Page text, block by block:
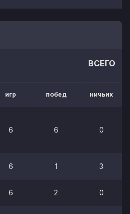
ВСЕГО
игр побед ничьих
6 6 0
6 1 3
6 2 0